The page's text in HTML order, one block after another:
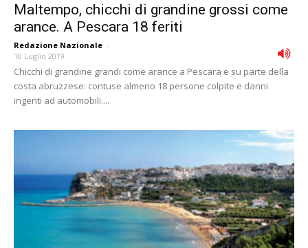
Maltempo, chicchi di grandine grossi come
arance. A Pescara 18 feriti
Redazione Nazionale -
10 Luglio 2019
Chicchi di grandine grandi come arance a Pescara e su parte della
costa abruzzese: contuse almeno 18 persone colpite e danni
ingenti ad automobili....